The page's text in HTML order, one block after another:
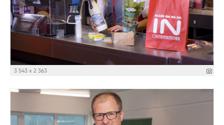
3 543 x 2 363